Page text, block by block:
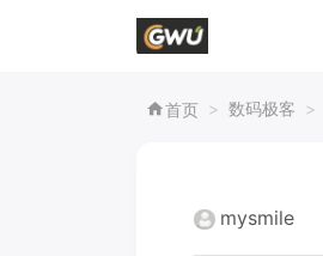
首页 数码极客
mysmile